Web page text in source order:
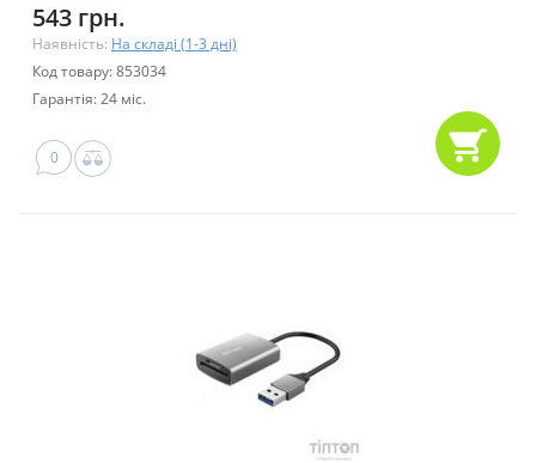
543 грн.
Наявність: На складі (1-3 дні)
Код товару: 853034
Гарантія: 24 міс.
0